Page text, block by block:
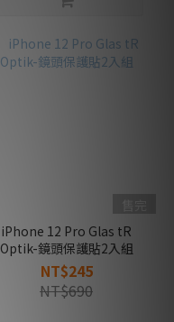
iPhone 12 Pro Glas tR
Optik-鏡頭保護貼2入組
NT$245
NT$690